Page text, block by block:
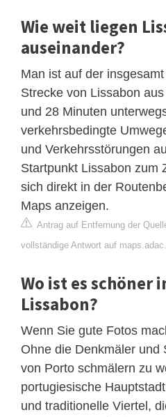
Wie weit liegen
auseinander?
Man ist auf der
Strecke von Lissabon
und 28 Minuten
verkehrsbedingte
und Verkehrsstörungen
Startpunkt Lissabon zum
sich direkt in der
Maps anzeigen.
Antrag auf Entfernung der
vollständige Antwort auf
Wo ist es schöner
Lissabon?
Wenn Sie gute Fotos
Ohne die Denkmäler und
von Porto schmälern zu
portugiesische
und traditionelle Viertel,